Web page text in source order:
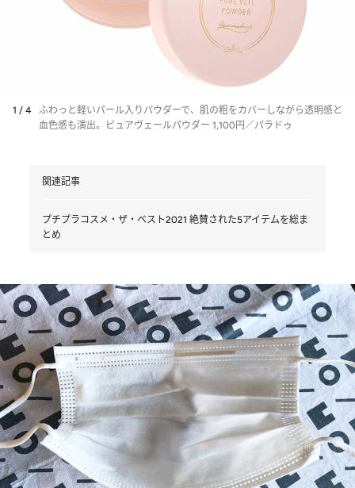
1 / 4
ふわっと軽いパール入りパウダーで、肌の粗をカバーしながら透明感と
血色感も演出。ピュアヴェールパウダー 1,100円／パラドゥ
関連記事
プチプラコスメ・ザ・ベスト2021 絶賛された5アイテムを総ま
とめ